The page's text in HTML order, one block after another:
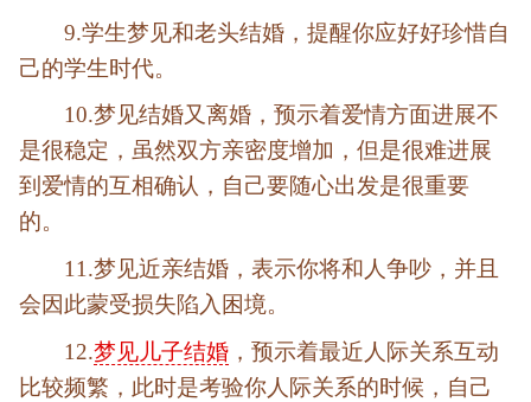
9.学生梦见和老头结婚，提醒你应好好珍惜自
己的学生时代。
10.梦见结婚又离婚，预示着爱情方面进展不
是很稳定，虽然双方亲密度增加，但是很难进展
到爱情的互相确认，自己要随心出发是很重要
的。
11.梦见近亲结婚，表示你将和人争吵，并且
会因此蒙受损失陷入困境。
12.梦见儿子结婚 ，预示着最近人际关系互动
比较频繁，此时是考验你人际关系的时候，自己